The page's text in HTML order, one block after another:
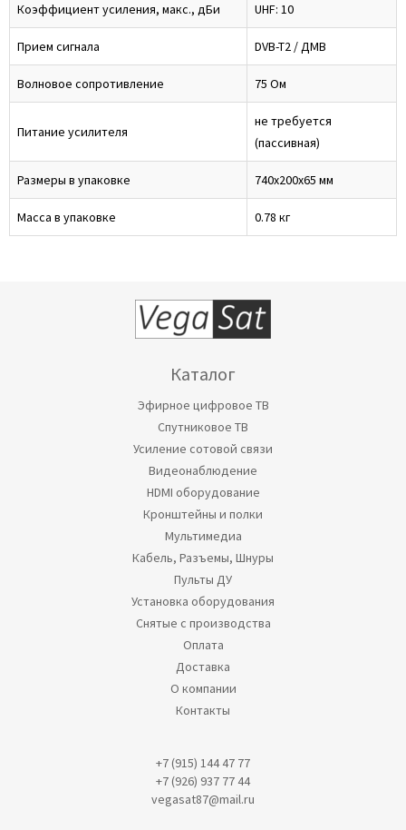
Коэффициент усиления, макс., дБи UHF: 10
Прием сигнала DVB-T2 / ДМВ
Волновое сопротивление 75 Ом
Питание усилителя
не требуется
(пассивная)
Размеры в упаковке 740х200х65 мм
Масса в упаковке 0.78 кг
Каталог
Эфирное цифровое ТВ
Спутниковое ТВ
Усиление сотовой связи
Видеонаблюдение
HDMI оборудование
Кронштейны и полки
Мультимедиа
Кабель, Разъемы, Шнуры
Пульты ДУ
Установка оборудования
Снятые с производства
Оплата
Доставка
О компании
Контакты
+7 (915) 144 47 77
+7 (926) 937 77 44
vegasat87@mail.ru